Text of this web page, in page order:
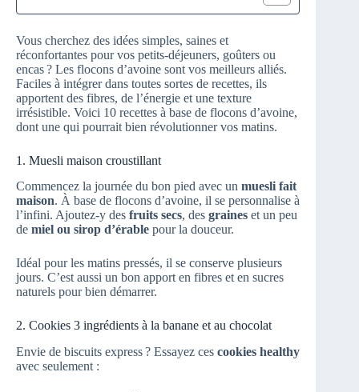
Vous cherchez des idées simples, saines et
réconfortantes pour vos petits-déjeuners, goûters ou
encas ? Les flocons d’avoine sont vos meilleurs alliés.
Faciles à intégrer dans toutes sortes de recettes, ils
apportent des fibres, de l’énergie et une texture
irrésistible. Voici 10 recettes à base de flocons d’avoine,
dont une qui pourrait bien révolutionner vos matins.
1. Muesli maison croustillant
Commencez la journée du bon pied avec un muesli fait
maison. À base de flocons d’avoine, il se personnalise à
l’infini. Ajoutez-y des fruits secs, des graines et un peu
de miel ou sirop d’érable pour la douceur.
Idéal pour les matins pressés, il se conserve plusieurs
jours. C’est aussi un bon apport en fibres et en sucres
naturels pour bien démarrer.
2. Cookies 3 ingrédients à la banane et au chocolat
Envie de biscuits express ? Essayez ces cookies healthy
avec seulement :